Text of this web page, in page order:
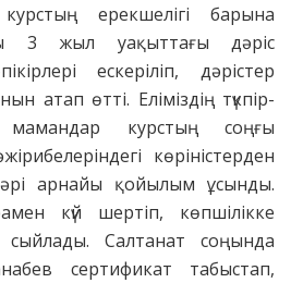
ерекшелігі барына
3 жыл уақыттағы дәріс
ескеріліп, дәрістер
атап өтті. Еліміздің түкпір-
мамандар курстың соңғы
көріністерден
арнайы қойылым ұсынды.
күй шертіп, көпшілікке
сыйлады. Салтанат соңында
сертификат табыстап,